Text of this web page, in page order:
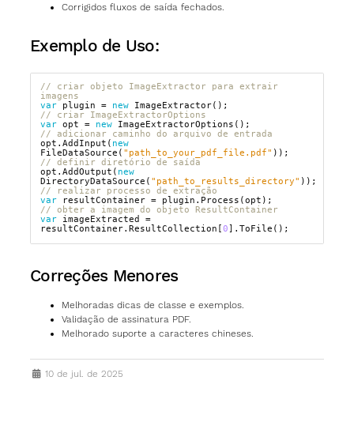
Corrigidos fluxos de saída fechados.
Exemplo de Uso:
// criar objeto ImageExtractor para extrair
imagens
var
plugin = new ImageExtractor();
// criar ImageExtractorOptions
var opt = new ImageExtractorOptions ();
// adicionar caminho do arquivo de entrada
opt . AddInput ( new
FileDataSource ( "path_to_your_pdf_file.pdf" ));
// definir diretório de saída
opt . AddOutput ( new
DirectoryDataSource ( "path_to_results_directory" ));
// realizar processo de extração
var
resultContainer = plugin . Process ( opt );
// obter a imagem do objeto ResultContainer
var
imageExtracted
=
resultContainer. ResultCollection 0 ]. ToFile ();
Correções Menores
Melhoradas dicas de classe e exemplos.
Validação de assinatura PDF.
Melhorado suporte a caracteres chineses.
10 de jul. de 2025